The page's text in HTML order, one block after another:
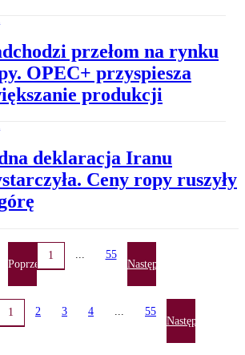
przełom na rynku
OPEC+ przyspiesza
produkcji
deklaracja Iranu
Ceny ropy ruszyły
Poprzednia
1 ... 55
Następna
1 2 3 4 ... 55
Następna